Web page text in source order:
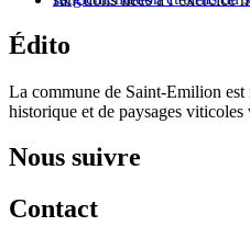
Édito
La commune de Saint-Emilion
historique et de paysages viticoles
Nous suivre
Contact